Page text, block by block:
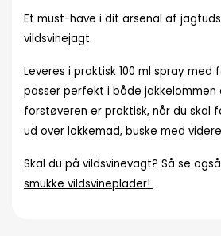
Et must-have i dit arsenal af
vildsvinejagt.
Leveres i praktisk 100 ml spray med
passer perfekt i både jakkelommen
forstøveren er praktisk, når du skal
ud over lokkemad, buske med
Skal du på vildsvinevagt? Så se
smukke vildsvineplader!